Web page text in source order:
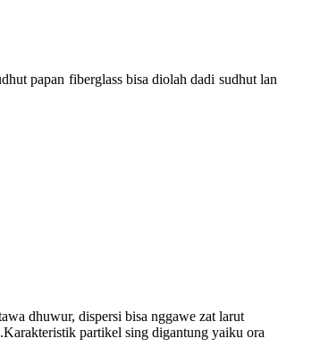
papan fiberglass bisa diolah dadi sudhut lan
dhuwur, dispersi bisa nggawe zat larut
partikel sing digantung yaiku ora